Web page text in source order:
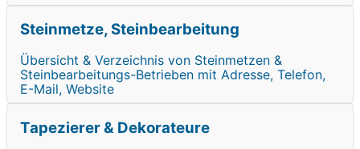
Steinmetze, Steinbearbeitung
Übersicht & Verzeichnis von Steinmetzen &
Steinbearbeitungs-Betrieben mit Adresse, Telefon,
E-Mail, Website
Tapezierer & Dekorateure